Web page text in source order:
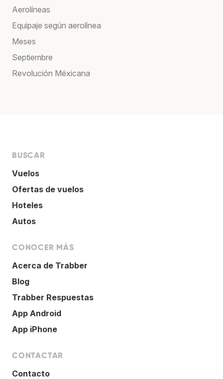
Aerolíneas
Equipaje según aerolínea
Meses
Septiembre
Revolución Méxicana
BUSCAR
Vuelos
Ofertas de vuelos
Hoteles
Autos
CONOCER MÁS
Acerca de Trabber
Blog
Trabber Respuestas
App Android
App iPhone
CONTACTAR
Contacto